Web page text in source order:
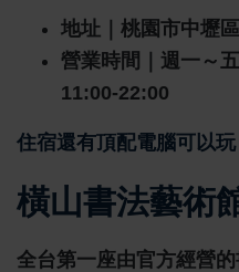
地址｜桃園市中壢
營業時間｜週一～
11:00-22:00
住宿還有頂配電腦可以玩
橫山書法藝術
全台第一座由官方經營